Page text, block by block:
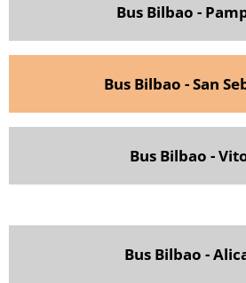
Bus Bilbao -
Bus Bilbao - San
Bus Bilbao -
Bus Bilbao -